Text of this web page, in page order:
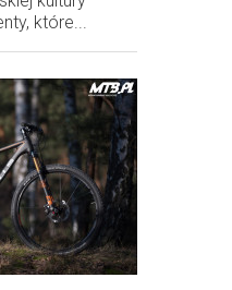
które...